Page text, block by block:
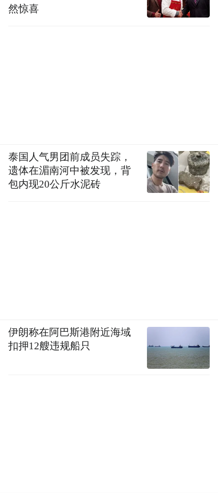
然惊喜
泰国人气男团前成员失踪，
遗体在湄南河中被发现，背
包内现20公斤水泥砖
伊朗称在阿巴斯港附近海域
扣押12艘违规船只